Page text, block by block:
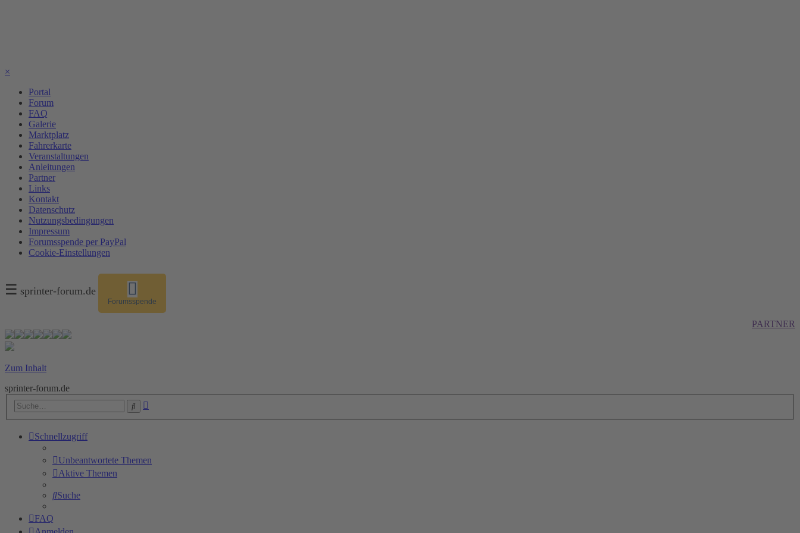
×
Portal
Forum
FAQ
Galerie
Marktplatz
Fahrerkarte
Veranstaltungen
Anleitungen
Partner
Links
Kontakt
Datenschutz
Nutzungsbedingungen
Impressum
Forumsspende per PayPal
Cookie-Einstellungen
☰ sprinter-forum.de
Forumsspende
PARTNER
Zum Inhalt
sprinter-forum.de
Suche
Schnellzugriff
Unbeantwortete Themen
Aktive Themen
Suche
FAQ